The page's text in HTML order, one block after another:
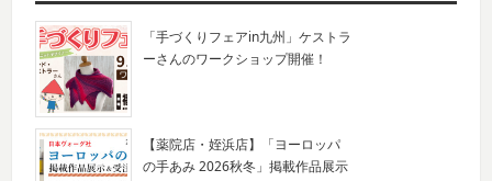
「手づくりフェアin九州」ケストラ
ーさんのワークショップ開催！
【薬院店・姪浜店】「ヨーロッパ
の手あみ 2026秋冬」掲載作品展示